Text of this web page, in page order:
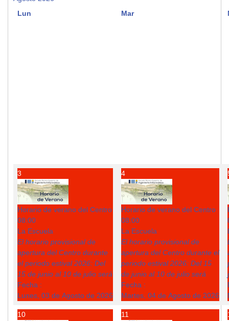
Lun
Mar
3
Horario de verano del Centro
08:00
La Escuela
El horario provisional de
apertura del Centro durante
el periodo estival 2026: Del
15 de junio al 10 de julio será
Fecha :
Lunes, 03 de Agosto de 2026
4
Horario de verano del Centro
08:00
La Escuela
El horario provisional de
apertura del Centro durante el
periodo estival 2026: Del 15
de junio al 10 de julio será
Fecha :
Martes, 04 de Agosto de 2026
10 11